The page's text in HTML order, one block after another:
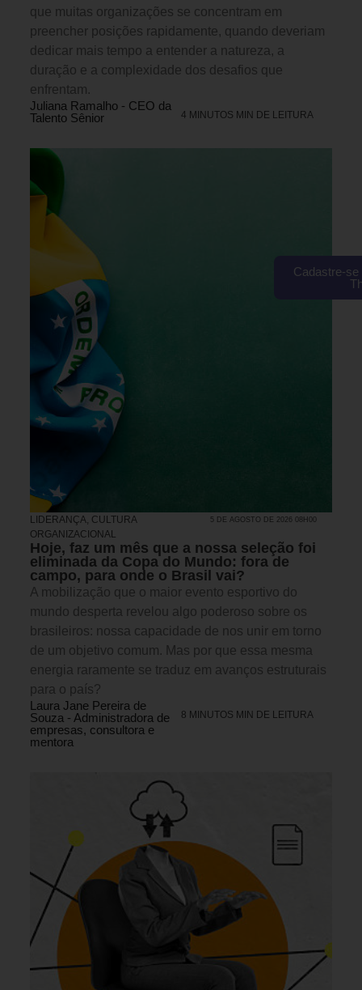
que muitas organizações se concentram em
preencher posições rapidamente, quando deveriam
dedicar mais tempo a entender a natureza, a
duração e a complexidade dos desafios que
enfrentam.
Juliana Ramalho - CEO da
Talento Sênior
4 MINUTOS MIN DE LEITURA
LIDERANÇA CULTURA
ORGANIZACIONAL
5 DE AGOSTO DE 2026 08H00
Hoje, faz um mês que a nossa seleção foi
eliminada da Copa do Mundo: fora de
campo, para onde o Brasil vai?
A mobilização que o maior evento esportivo do
mundo desperta revelou algo poderoso sobre os
brasileiros: nossa capacidade de nos unir em torno
de um objetivo comum. Mas por que essa mesma
energia raramente se traduz em avanços estruturais
para o país?
Laura Jane Pereira de
Souza - Administradora de
empresas, consultora e
mentora
8 MINUTOS MIN DE LEITURA
Cadastre-